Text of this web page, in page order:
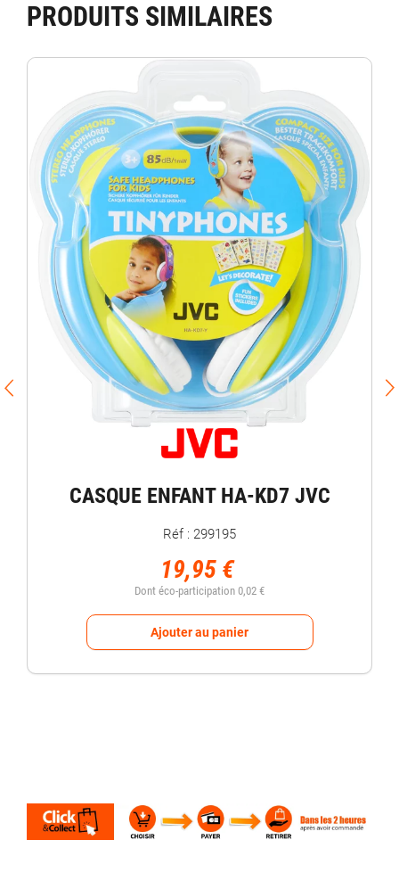
PRODUITS SIMILAIRES
CASQUE ENFANT HA-KD7 JVC
Réf : 299195
19,95 €
Dont éco-participation 0,02 €
Ajouter au panier